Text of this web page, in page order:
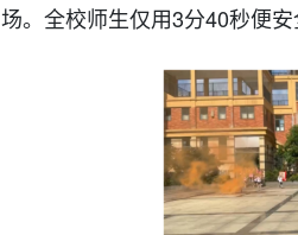
场。全校师生仅用3分40秒便